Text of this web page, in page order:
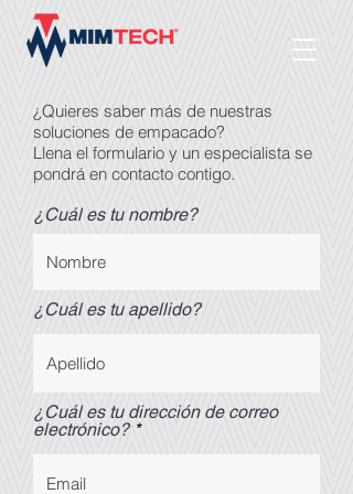
¿Quieres saber más de nuestras
soluciones de empacado?
Llena el formulario y un especialista se
pondrá en contacto contigo.
¿Cuál es tu nombre?
¿Cuál es tu apellido?
¿Cuál es tu dirección de correo
electrónico?